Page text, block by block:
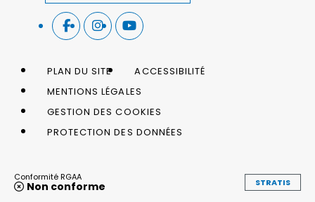
PLAN DU SITE
ACCESSIBILITÉ
MENTIONS LÉGALES
GESTION DES COOKIES
PROTECTION DES DONNÉES
Conformité RGAA
Non conforme STRATIS